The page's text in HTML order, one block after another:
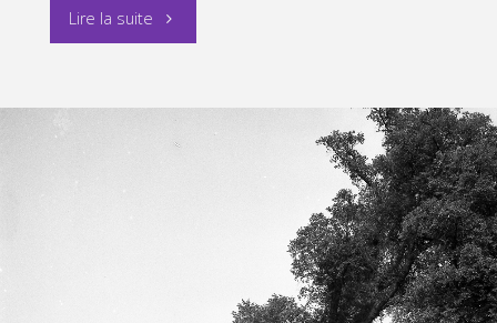
Lire la suite "Silence
ça